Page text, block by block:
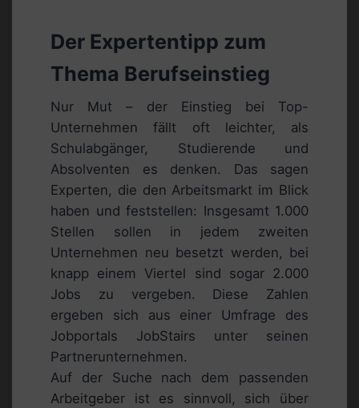
Der Expertentipp zum
Thema Berufseinstieg
Nur Mut – der Einstieg bei Top-
Unternehmen fällt oft leichter, als
Schulabgänger, Studierende und
Absolventen es denken. Das sagen
Experten, die den Arbeitsmarkt im Blick
haben und feststellen: Insgesamt 1.000
Stellen sollen in jedem zweiten
Unternehmen neu besetzt werden, bei
knapp einem Viertel sind sogar 2.000
Jobs zu vergeben. Diese Zahlen
ergeben sich aus einer Umfrage des
Jobportals JobStairs unter seinen
Partnerunternehmen.
Auf der Suche nach dem passenden
Arbeitgeber ist es sinnvoll, sich über